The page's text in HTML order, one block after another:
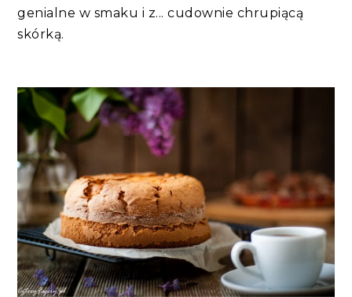
genialne w smaku i z... cudownie chrupiącą
skórką.